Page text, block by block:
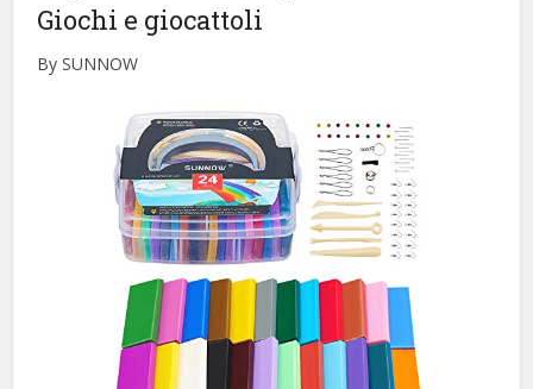
Giochi e giocattoli
By SUNNOW